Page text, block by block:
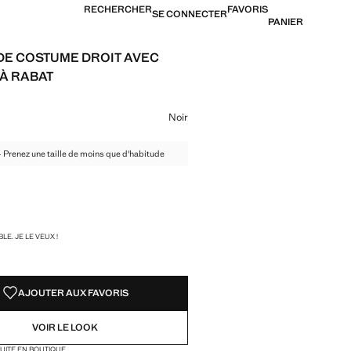
RECHERCHERSE CONNECTERFAVORIS
PANIER
COSTUME DROIT AVEC
RABAT
€ ]
couleur
Noir
Prenez une taille de moins que d'habitude
!
JE LE VEUX !
AJOUTER AUX FAVORIS
VOIR LE LOOK